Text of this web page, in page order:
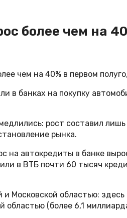
более чем на
чем на 40% в первом
в банках на покупку
рост составил
рынка.
автокредиты в банке
в ВТБ почти 60 тысяч
Московской областью:
(более 6,1